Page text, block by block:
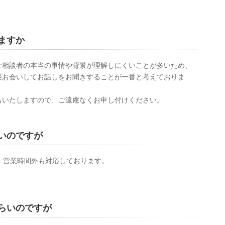
すか
談者の本当の事情や背景が理解しにくいことが多いため、
会いしてお話しをお聞きすることが一番と考えておりま
たしますので、ご遠慮なくお申し付けください。
のですが
業時間外も対応しております。
いのですが